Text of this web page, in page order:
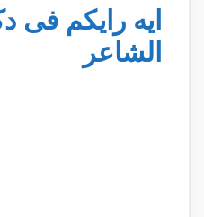
ايه رايكم فى
الشاعر